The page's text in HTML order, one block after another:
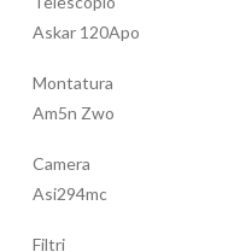
Askar 120Apo
Montatura
Am5n Zwo
Camera
Asi294mc
Filtri